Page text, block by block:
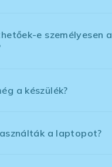
e személyesen a
a készülék?
a laptopot?